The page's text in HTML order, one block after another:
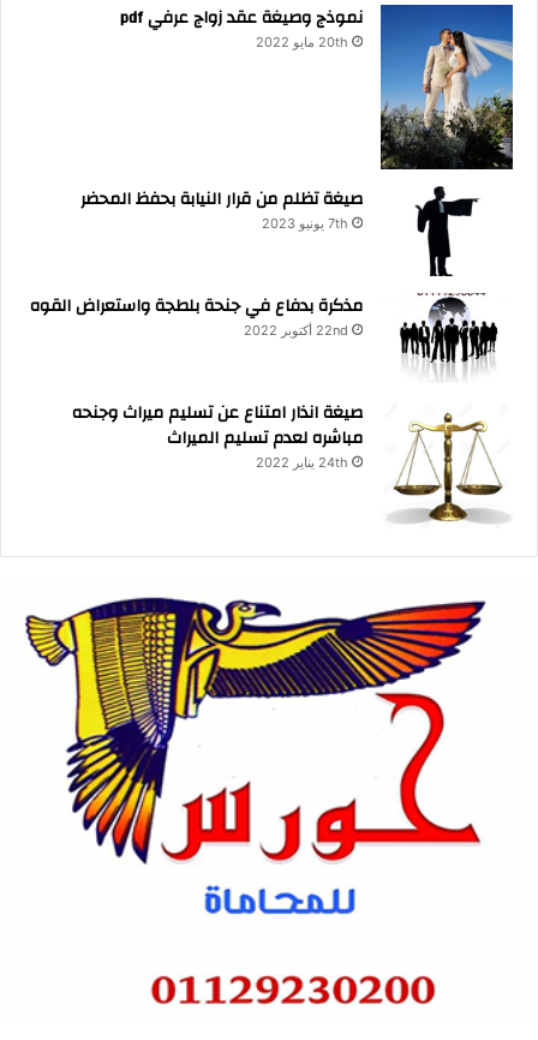
نموذج وصيغة عقد زواج عرفي pdf
20th مايو 2022
صيغة تظلم من قرار النيابة بحفظ المحضر
7th يونيو 2023
مذكرة بدفاع في جنحة بلطجة واستعراض القوه
22nd أكتوبر 2022
صيغة انذار امتناع عن تسليم ميراث وجنحه
مباشره لعدم تسليم الميراث
24th يناير 2022